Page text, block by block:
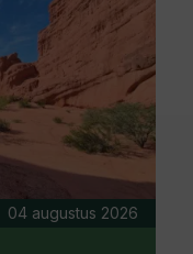
04 augustus 2026